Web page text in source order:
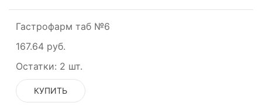
Гастрофарм таб №6
167.64 руб.
Остатки: 2 шт.
КУПИТЬ